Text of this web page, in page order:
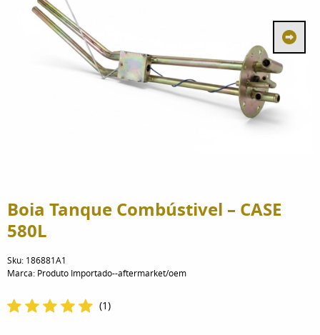
Boia Tanque Combústivel – CASE
580L
Sku: 186881A1
Marca: Produto Importado--aftermarket/oem
(1)